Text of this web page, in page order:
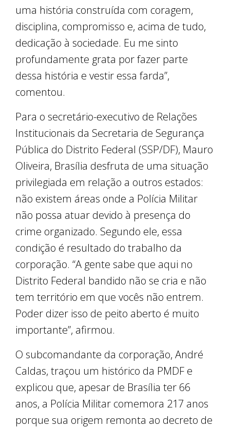
uma história construída com coragem,
disciplina, compromisso e, acima de tudo,
dedicação à sociedade. Eu me sinto
profundamente grata por fazer parte
dessa história e vestir essa farda”,
comentou.
Para o secretário-executivo de Relações
Institucionais da Secretaria de Segurança
Pública do Distrito Federal (SSP/DF), Mauro
Oliveira, Brasília desfruta de uma situação
privilegiada em relação a outros estados:
não existem áreas onde a Polícia Militar
não possa atuar devido à presença do
crime organizado. Segundo ele, essa
condição é resultado do trabalho da
corporação. “A gente sabe que aqui no
Distrito Federal bandido não se cria e não
tem território em que vocês não entrem.
Poder dizer isso de peito aberto é muito
importante”, afirmou.
O subcomandante da corporação, André
Caldas, traçou um histórico da PMDF e
explicou que, apesar de Brasília ter 66
anos, a Polícia Militar comemora 217 anos
porque sua origem remonta ao decreto de